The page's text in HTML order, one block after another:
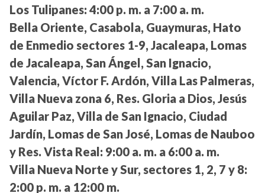
Los Tulipanes: 4:00 p. m. a 7:00 a. m.
Bella Oriente, Casabola, Guaymuras, Hato
de Enmedio sectores 1-9, Jacaleapa, Lomas
de Jacaleapa, San Ángel, San Ignacio,
Valencia, Víctor F. Ardón, Villa Las Palmeras,
Villa Nueva zona 6, Res. Gloria a Dios, Jesús
Aguilar Paz, Villa de San Ignacio, Ciudad
Jardín, Lomas de San José, Lomas de Nauboo
y Res. Vista Real: 9:00 a. m. a 6:00 a. m.
Villa Nueva Norte y Sur, sectores 1, 2, 7 y 8:
2:00 p. m. a 12:00 m.